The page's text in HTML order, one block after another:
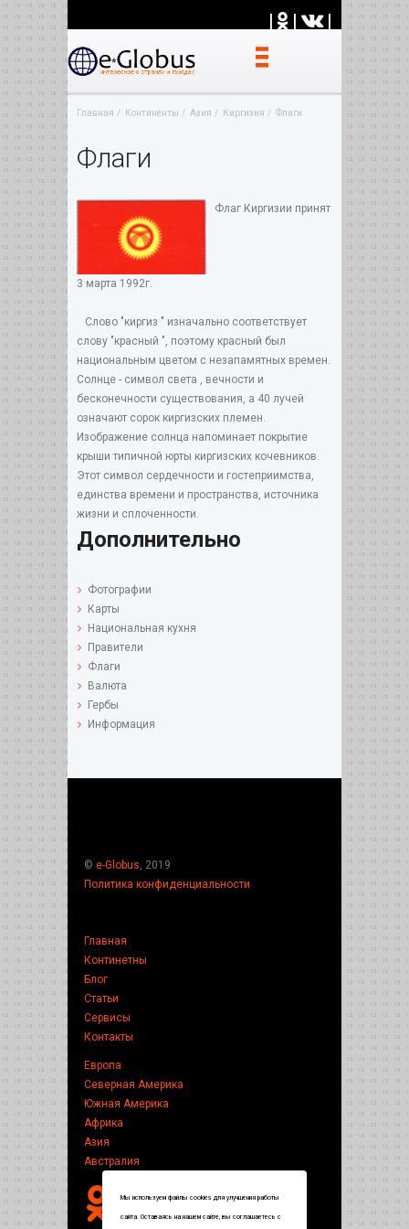
| | |
Главная Континенты Азия Киргизия Флаги
Флаги
Флаг Киргизии принят
3 марта 1992г.
Слово "киргиз " изначально соответствует
слову "красный ", поэтому красный был
национальным цветом с незапамятных времен.
Солнце - символ света , вечности и
бесконечности существования, а 40 лучей
означают сорок киргизских племен.
Изображение солнца напоминает покрытие
крыши типичной юрты киргизских кочевников.
Этот символ сердечности и гостеприимства,
единства времени и пространства, источника
жизни и сплоченности.
Дополнительно
Фотографии
Карты
Национальная кухня
Правители
Флаги
Валюта
Гербы
Информация
© e-Globus , 2019
Политика конфиденциальности
Главная
Континетны
Блог
Статьи
Сервисы
Контакты
Европа
Северная Америка
Южная Америка
Африка
Азия
Австралия
Мы используем файлы cookies для улучшения работы
сайта. Оставаясь на нашем сайте, вы соглашаетесь с